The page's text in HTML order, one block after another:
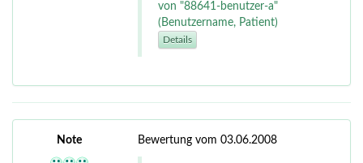
von "88641-benutzer-a"
(Benutzername, Patient)
Details
Note Bewertung vom 03.06.2008